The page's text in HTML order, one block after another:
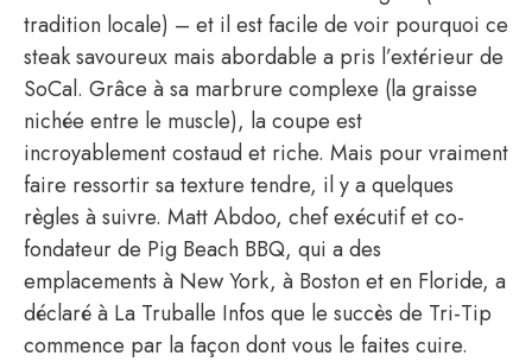
tradition locale) – et il est facile de voir pourquoi ce
steak savoureux mais abordable a pris l’extérieur de
SoCal. Grâce à sa marbrure complexe (la graisse
nichée entre le muscle), la coupe est
incroyablement costaud et riche. Mais pour vraiment
faire ressortir sa texture tendre, il y a quelques
règles à suivre. Matt Abdoo, chef exécutif et co-
fondateur de Pig Beach BBQ, qui a des
emplacements à New York, à Boston et en Floride, a
déclaré à La Truballe Infos que le succès de Tri-Tip
commence par la façon dont vous le faites cuire.